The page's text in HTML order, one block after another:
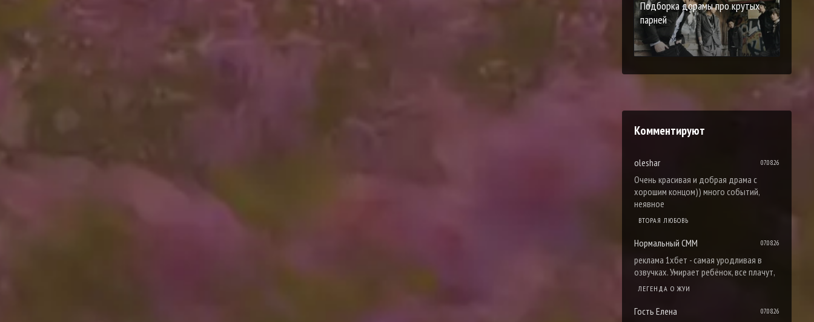
Подборка дорамы про крутых
парней
Комментируют
oleshar 07.08.26
Очень красивая и добрая драма с
хорошим концом)) много событий,
неявное
ВТОРАЯ ЛЮБОВЬ
Нормальный СММ 07.08.26
реклама 1хбет - самая уродливая в
озвучках. Умирает ребёнок, все плачут,
ЛЕГЕНДА О ЖУИ
Гость Елена 07.08.26